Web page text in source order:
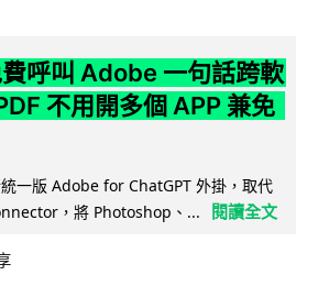
呼叫 Adobe 一句話跨軟
不用開多個 APP 兼免
一版 Adobe for ChatGPT 外掛，取代
，將 Photoshop、...
閱讀全文